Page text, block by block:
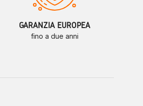
GARANZIA EUROPEA
fino a due anni